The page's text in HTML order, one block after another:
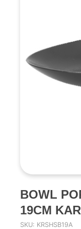
BOWL
19CM
SKU: KRSHSB19A